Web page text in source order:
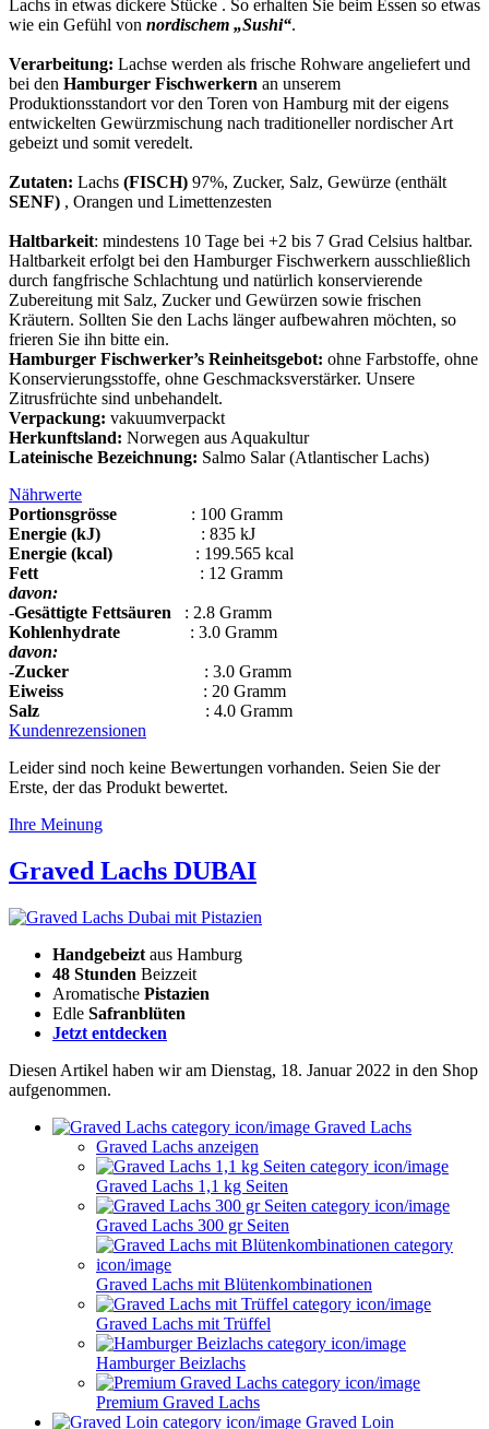
Lachs in etwas dickere Stücke . So erhalten Sie beim Essen so etwas
wie ein Gefühl von nordischem „Sushi“.
Verarbeitung: Lachse werden als frische Rohware angeliefert und
bei den Hamburger Fischwerkern an unserem
Produktionsstandort vor den Toren von Hamburg mit der eigens
entwickelten Gewürzmischung nach traditioneller nordischer Art
gebeizt und somit veredelt.
Zutaten: Lachs (FISCH) 97%, Zucker, Salz, Gewürze (enthält
SENF) , Orangen und Limettenzesten
Haltbarkeit: mindestens 10 Tage bei +2 bis 7 Grad Celsius haltbar.
Haltbarkeit erfolgt bei den Hamburger Fischwerkern ausschließlich
durch fangfrische Schlachtung und natürlich konservierende
Zubereitung mit Salz, Zucker und Gewürzen sowie frischen
Kräutern. Sollten Sie den Lachs länger aufbewahren möchten, so
frieren Sie ihn bitte ein.
Hamburger Fischwerker’s Reinheitsgebot: ohne Farbstoffe, ohne
Konservierungsstoffe, ohne Geschmacksverstärker. Unsere
Zitrusfrüchte sind unbehandelt.
Verpackung: vakuumverpackt
Herkunftsland: Norwegen aus Aquakultur
Lateinische Bezeichnung: Salmo Salar (Atlantischer Lachs)
Nährwerte
Portionsgrösse
: 100 Gramm
Energie (kJ) : 835 kJ
Energie (kcal) : 199.565 kcal
Fett : 12 Gramm
davon:
-Gesättigte Fettsäuren : 2.8 Gramm
Kohlenhydrate : 3.0 Gramm
davon:
-Zucker
: 3.0 Gramm
Eiweiss
: 20 Gramm
Salz
: 4.0 Gramm
Kundenrezensionen
Leider sind noch keine Bewertungen vorhanden. Seien Sie der
Erste, der das Produkt bewertet.
Ihre Meinung
Graved Lachs DUBAI
Handgebeizt aus Hamburg
48 Stunden Beizzeit
Aromatische Pistazien
Edle Safranblüten
Jetzt entdecken
Diesen Artikel haben wir am Dienstag, 18. Januar 2022 in den Shop
aufgenommen.
Graved Lachs
Graved Lachs anzeigen
Graved Lachs 1,1 kg Seiten
Graved Lachs 300 gr Seiten
Graved Lachs mit Blütenkombinationen
Graved Lachs mit Trüffel
Hamburger Beizlachs
Premium Graved Lachs
Graved Loin